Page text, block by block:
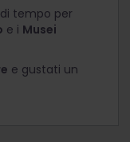
tempo per
e i Musei
e gustati un